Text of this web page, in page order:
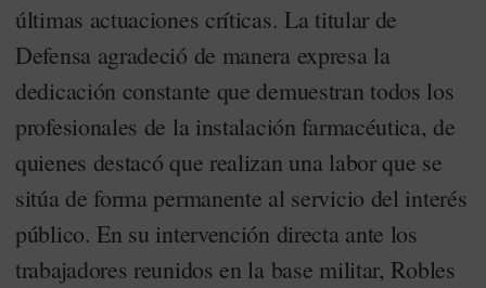
últimas actuaciones críticas. La titular de
Defensa agradeció de manera expresa la
dedicación constante que demuestran todos los
profesionales de la instalación farmacéutica, de
quienes destacó que realizan una labor que se
sitúa de forma permanente al servicio del interés
público. En su intervención directa ante los
trabajadores reunidos en la base militar, Robles